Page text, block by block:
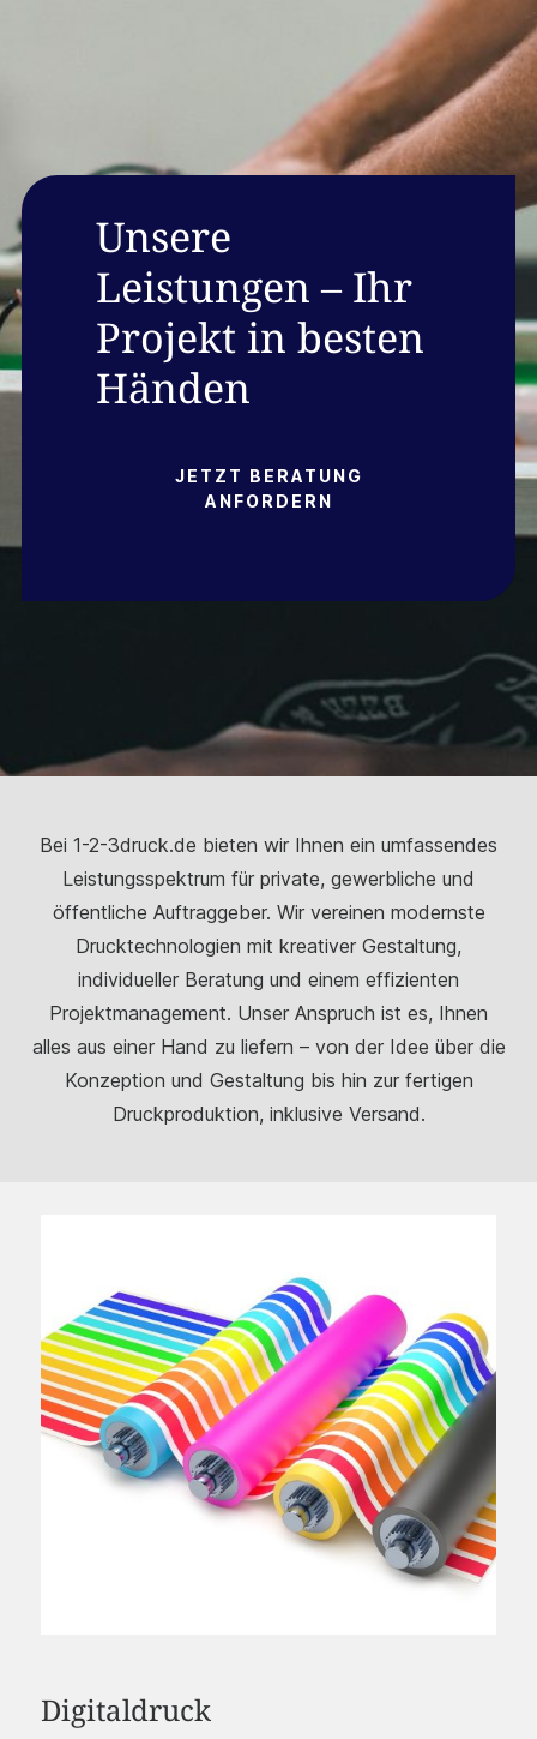
Unsere
Leistungen – Ihr
Projekt in besten
Händen
JETZT BERATUNG
ANFORDERN
Bei 1-2-3druck.de bieten wir Ihnen ein umfassendes
Leistungsspektrum für private, gewerbliche und
öffentliche Auftraggeber. Wir vereinen modernste
Drucktechnologien mit kreativer Gestaltung,
individueller Beratung und einem effizienten
Projektmanagement. Unser Anspruch ist es, Ihnen
alles aus einer Hand zu liefern – von der Idee über die
Konzeption und Gestaltung bis hin zur fertigen
Druckproduktion, inklusive Versand.
Digitaldruck